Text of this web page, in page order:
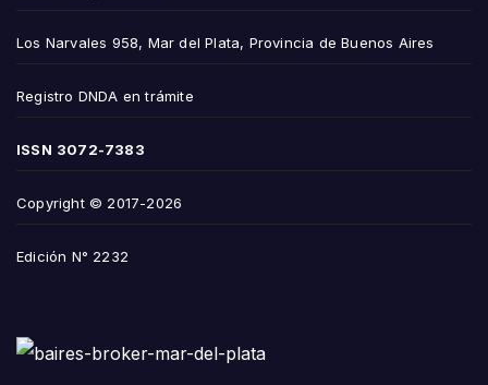
Los Narvales 958, Mar del Plata, Provincia de Buenos Aires
Registro DNDA en trámite
ISSN 3072-7383
Copyright © 2017-2026
Edición N° 2232